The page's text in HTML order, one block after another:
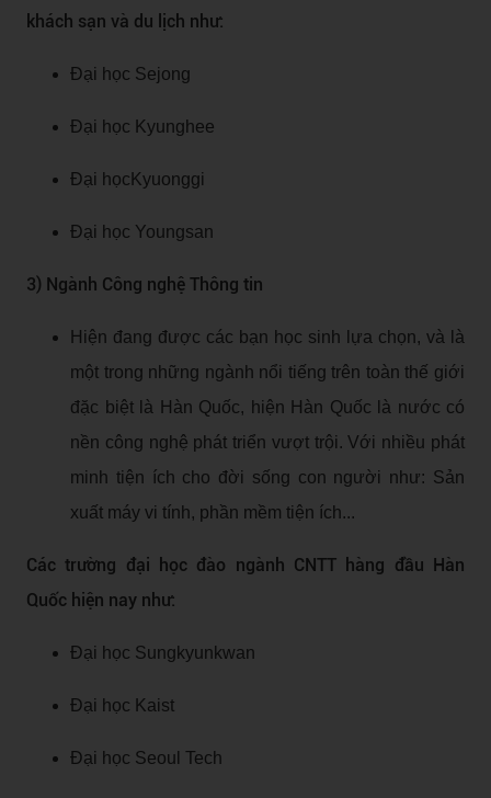
khách sạn và du lịch như:
Đại học Sejong
Đại học Kyunghee
Đại họcKyuonggi
Đại học Youngsan
3) Ngành Công nghệ Thông tin
Hiện đang được các bạn học sinh lựa chọn, và là
một trong những ngành nổi tiếng trên toàn thế giới
đặc biệt là Hàn Quốc, hiện Hàn Quốc là nước có
nền công nghệ phát triển vượt trội. Với nhiều phát
minh tiện ích cho đời sống con người như: Sản
xuất máy vi tính, phần mềm tiện ích...
Các trường đại học đào ngành CNTT hàng đầu Hàn
Quốc hiện nay như:
Đại học Sungkyunkwan
Đại học Kaist
Đại học Seoul Tech